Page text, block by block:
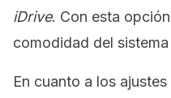
iDrive. Con esta
comodidad del
En cuanto a los